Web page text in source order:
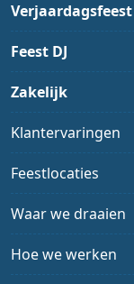
Verjaardagsfeest
Feest DJ
Zakelijk
Klantervaringen
Feestlocaties
Waar we draaien
Hoe we werken